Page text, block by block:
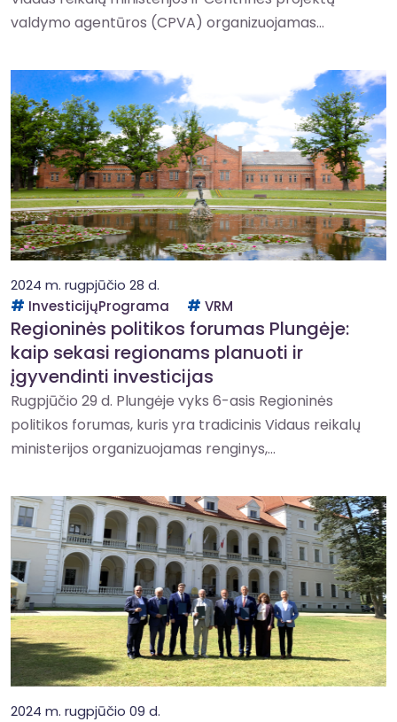
valdymo agentūros (CPVA) organizuojamas...
2024 m. rugpjūčio 28 d.
InvesticijųPrograma
VRM
Regioninės politikos forumas Plungėje:
kaip sekasi regionams planuoti ir
įgyvendinti investicijas
Rugpjūčio 29 d. Plungėje vyks 6-asis Regioninės
politikos forumas, kuris yra tradicinis Vidaus reikalų
ministerijos organizuojamas renginys,...
2024 m. rugpjūčio 09 d.